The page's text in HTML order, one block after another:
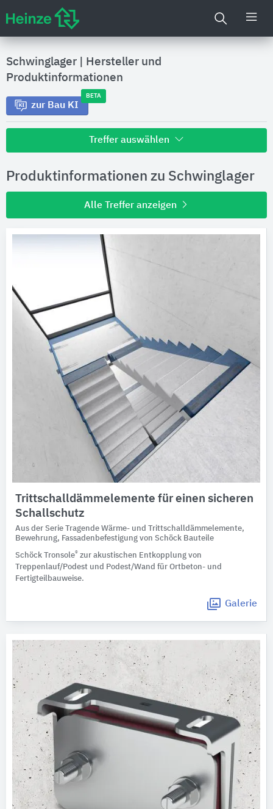
Schwinglager
Hersteller und
Produktinformationen
zur Bau KI
BETA
Treffer auswählen
Hersteller
Ausschreibungstexte
CAD-Details
Architekturobjekte
Expertenprofile
Produktinformationen zu Schwinglager
Alle Treffer anzeigen
Trittschalldämmelemente für einen sicheren
Schallschutz
Aus der Serie Tragende Wärme- und Trittschalldämmelemente,
Bewehrung, Fassadenbefestigung von Schöck Bauteile
Schöck Tronsole® zur akustischen Entkopplung von
Treppenlauf/Podest und Podest/Wand für Ortbeton- und
Fertigteilbauweise.
Galerie